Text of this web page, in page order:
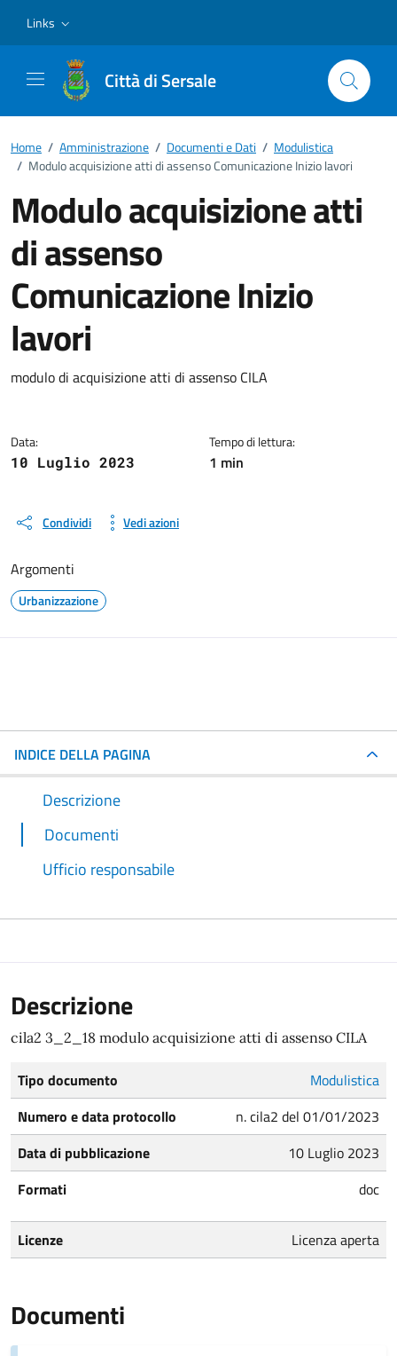
Links
Città di Sersale
Home / Amministrazione / Documenti e Dati / Modulistica
/ Modulo acquisizione atti di assenso Comunicazione Inizio lavori
Modulo acquisizione atti
di assenso
Comunicazione Inizio
lavori
Dettagli del documento
modulo di acquisizione atti di assenso CILA
Data:
10 Luglio 2023
Tempo di lettura:
1 min
Condividi Vedi azioni
Argomenti
Urbanizzazione
INDICE DELLA PAGINA
Descrizione
Documenti
Ufficio responsabile
Descrizione
cila2 3_2_18 modulo acquisizione atti di assenso CILA
Tipo documento
Modulistica
Numero e data protocollo
n. cila2 del 01/01/2023
Data di pubblicazione
10 Luglio 2023
Formati
doc
Licenze Licenza aperta
Documenti